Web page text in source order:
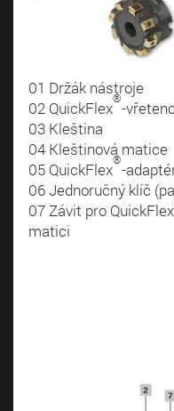
01 Držák nástroje
02 QuickFlex®-
03 Kleština
04 Kleštinová matice
05 QuickFlex®-
06 Jednoručný klíč
07 Závit pro QuickFlex
matici